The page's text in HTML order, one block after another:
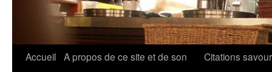
Accueil A propos de ce site et de son
Citations